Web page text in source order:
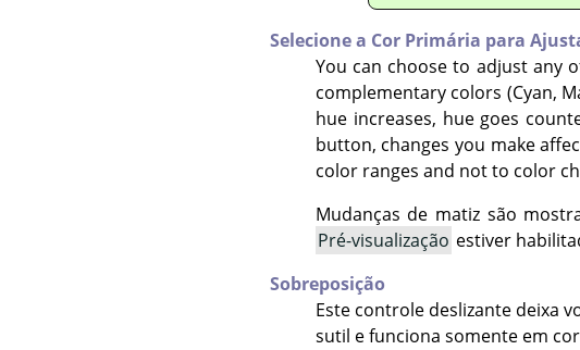
Selecione a Cor Primária para
You can choose to adjust any
complementary colors (Cyan,
hue increases, hue goes
button, changes you make
color ranges and not to color
Mudanças de matiz são
Pré-visualização estiver
Sobreposição
Este controle deslizante deixa
sutil e funciona somente em